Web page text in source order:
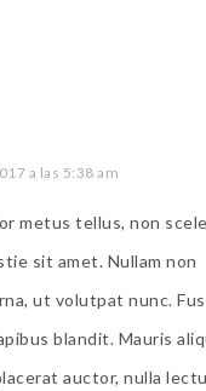
a las 5:38 am
metus tellus, non
sit amet. Nullam non
ut volutpat nunc.
blandit. Mauris
auctor, nulla